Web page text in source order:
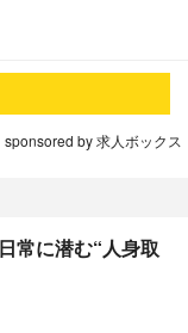
sponsored by 求人ボックス
常に潜む“人身取